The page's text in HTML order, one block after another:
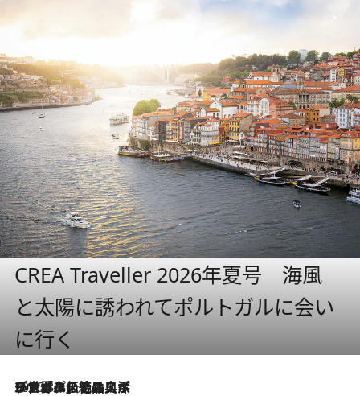
CREA Traveller 2026年夏号 海風
と太陽に誘われてポルトガルに会い
に行く
2026.8.8
リスボンの絶品スイーツ「パステル・デ・ナタ」とは？ポルトガル伝統の奥深い世界へ